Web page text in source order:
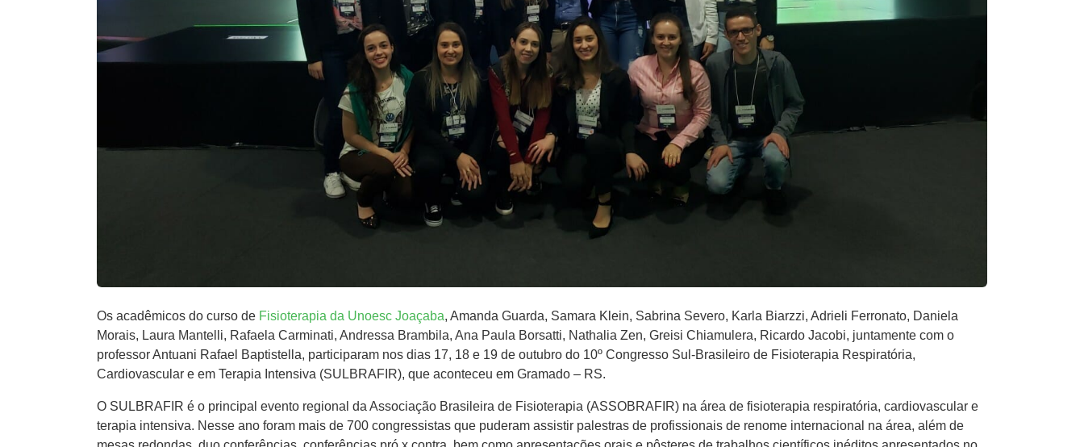
Os acadêmicos do curso de Fisioterapia da Unoesc Joaçaba, Amanda Guarda, Samara Klein, Sabrina Severo, Karla Biarzzi, Adrieli Ferronato, Daniela
Morais, Laura Mantelli, Rafaela Carminati, Andressa Brambila, Ana Paula Borsatti, Nathalia Zen, Greisi Chiamulera, Ricardo Jacobi, juntamente com o
professor Antuani Rafael Baptistella, participaram nos dias 17, 18 e 19 de outubro do 10º Congresso Sul-Brasileiro de Fisioterapia Respiratória,
Cardiovascular e em Terapia Intensiva (SULBRAFIR), que aconteceu em Gramado – RS.
O SULBRAFIR é o principal evento regional da Associação Brasileira de Fisioterapia (ASSOBRAFIR) na área de fisioterapia respiratória, cardiovascular e
terapia intensiva. Nesse ano foram mais de 700 congressistas que puderam assistir palestras de profissionais de renome internacional na área, além de